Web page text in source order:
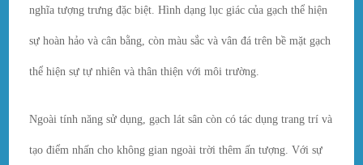
nghĩa tượng trưng đặc biệt. Hình dạng lục giác của gạch thể hiện
sự hoàn hảo và cân bằng, còn màu sắc và vân đá trên bề mặt gạch
thể hiện sự tự nhiên và thân thiện với môi trường.
Ngoài tính năng sử dụng, gạch lát sân còn có tác dụng trang trí và
tạo điểm nhấn cho không gian ngoài trời thêm ấn tượng. Với sự